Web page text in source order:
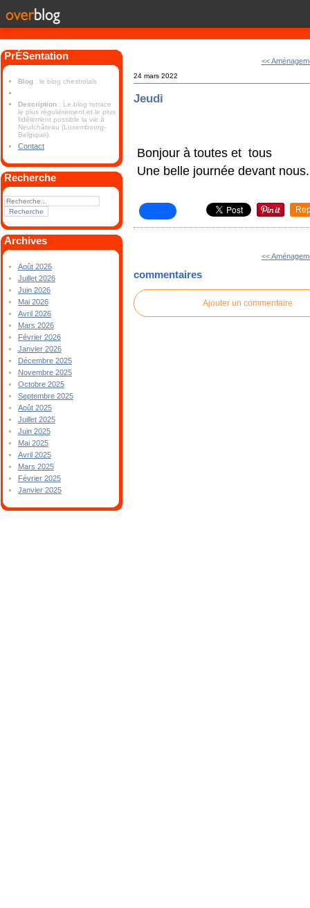
PrÉSentation
Blog : le blog chestrolais
Description : Le blog retrace
le plus régulièrement et le plus
fidèlement possible la vie à
Neufchâteau (Luxembourg-
Belgique).
Contact
Recherche
Archives
Août 2026
Juillet 2026
Juin 2026
Mai 2026
Avril 2026
Mars 2026
Février 2026
Janvier 2026
Décembre 2025
Novembre 2025
Octobre 2025
Septembre 2025
Août 2025
Juillet 2025
Juin 2025
Mai 2025
Avril 2025
Mars 2025
Février 2025
Janvier 2025
<<
24 mars 2022
Jeudi
Bonjour à toutes et tous
Une belle journée devant nous.
<<
commentaires
Ajouter un commentaire